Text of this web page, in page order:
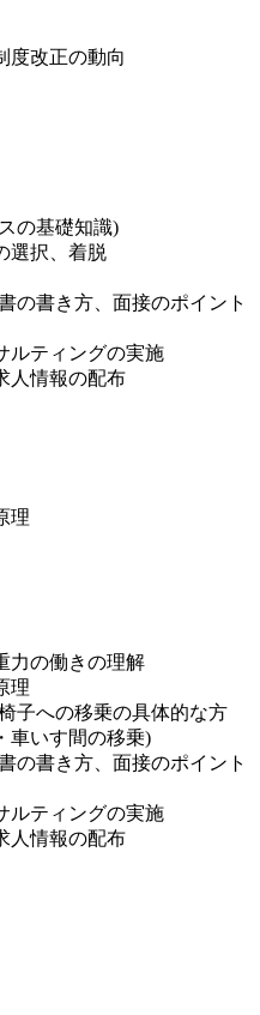
度改正の動向
の基礎知識)
選択、着脱
の書き方、面接のポイント
ルティングの実施
人情報の配布
理
力の働きの理解
理
子への移乗の具体的な方
車いす間の移乗)
の書き方、面接のポイント
ルティングの実施
人情報の配布